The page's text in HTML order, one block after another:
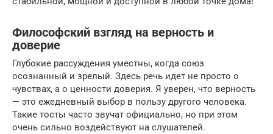
Философский взгляд на верность и
доверие
Глубокие рассуждения уместны, когда союз
осознанный и зрелый. Здесь речь идет не просто о
чувствах, а о ценности доверия. Я уверен, что верность
— это ежедневный выбор в пользу другого человека.
Такие тосты часто звучат официально, но при этом
очень сильно воздействуют на слушателей.